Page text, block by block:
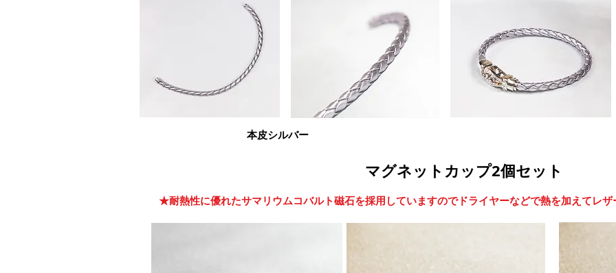
本皮シルバー
​マグネットカップ2個セット
​★耐熱性に優れたサマリウムコバルト磁石を採用していますのでドライヤーなどで熱を加えてレ